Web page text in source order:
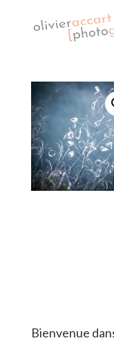
Bienvenue